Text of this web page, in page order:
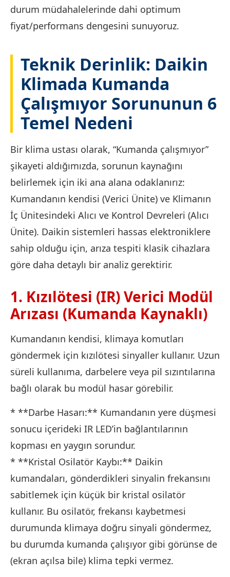
durum müdahalelerinde dahi optimum
fiyat/performans dengesini sunuyoruz.
Teknik Derinlik: Daikin
Klimada Kumanda
Çalışmıyor Sorununun 6
Temel Nedeni
Bir klima ustası olarak, “Kumanda çalışmıyor”
şikayeti aldığımızda, sorunun kaynağını
belirlemek için iki ana alana odaklanırız:
Kumandanın kendisi (Verici Ünite) ve Klimanın
İç Ünitesindeki Alıcı ve Kontrol Devreleri (Alıcı
Ünite). Daikin sistemleri hassas elektroniklere
sahip olduğu için, arıza tespiti klasik cihazlara
göre daha detaylı bir analiz gerektirir.
1. Kızılötesi (IR) Verici Modül
Arızası (Kumanda Kaynaklı)
Kumandanın kendisi, klimaya komutları
göndermek için kızılötesi sinyaller kullanır. Uzun
süreli kullanıma, darbelere veya pil sızıntılarına
bağlı olarak bu modül hasar görebilir.
* **Darbe Hasarı:** Kumandanın yere düşmesi
sonucu içerideki IR LED’in bağlantılarının
kopması en yaygın sorundur.
* **Kristal Osilatör Kaybı:** Daikin
kumandaları, gönderdikleri sinyalin frekansını
sabitlemek için küçük bir kristal osilatör
kullanır. Bu osilatör, frekansı kaybetmesi
durumunda klimaya doğru sinyali göndermez,
bu durumda kumanda çalışıyor gibi görünse de
(ekran açılsa bile) klima tepki vermez.